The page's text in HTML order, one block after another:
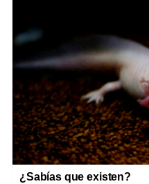
¿Sabías que existen?